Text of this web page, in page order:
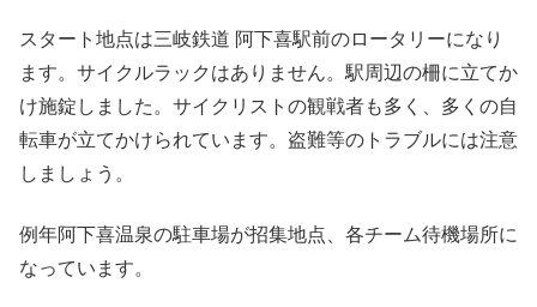
スタート地点は三岐鉄道 阿下喜駅前のロータリーになり
ます。サイクルラックはありません。駅周辺の柵に立てか
け施錠しました。サイクリストの観戦者も多く、多くの自
転車が立てかけられています。盗難等のトラブルには注意
しましょう。
例年阿下喜温泉の駐車場が招集地点、各チーム待機場所に
なっています。